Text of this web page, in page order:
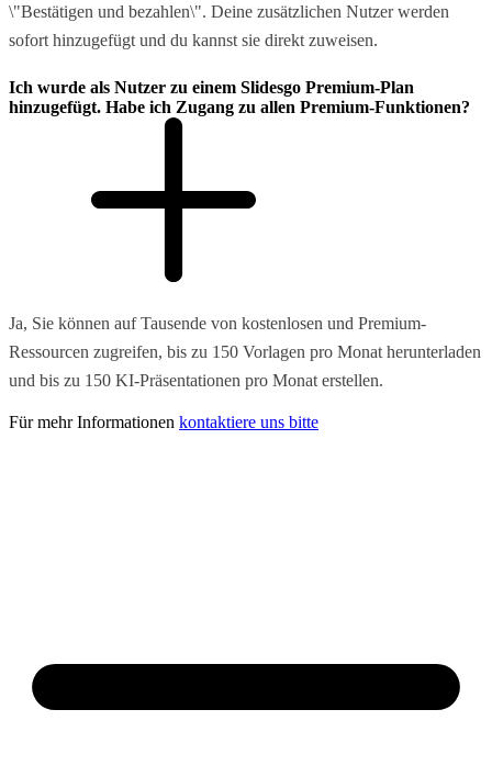
\"Bestätigen und bezahlen\". Deine zusätzlichen Nutzer werden
sofort hinzugefügt und du kannst sie direkt zuweisen.
Ich wurde als Nutzer zu einem Slidesgo Premium-Plan
hinzugefügt. Habe ich Zugang zu allen Premium-Funktionen?
Ja, Sie können auf Tausende von kostenlosen und Premium-
Ressourcen zugreifen, bis zu 150 Vorlagen pro Monat herunterladen
und bis zu 150 KI-Präsentationen pro Monat erstellen.
Für mehr Informationen kontaktiere uns bitte